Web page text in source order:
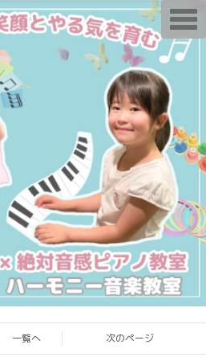
一覧へ 次のページ
T
o
g
g
l
g
a
t